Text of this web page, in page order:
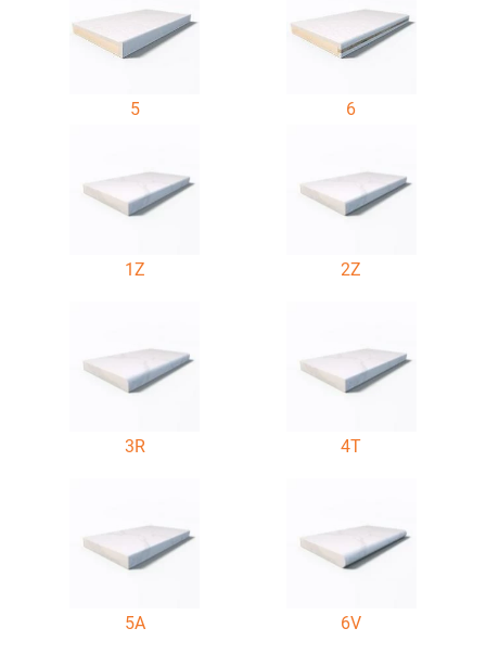
5 6
1Z 2Z
3R 4T
5A 6V